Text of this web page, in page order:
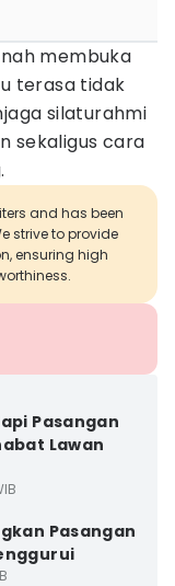
membuka
terasa tidak
silaturahmi
sekaligus cara
and has been
strive to provide
ensuring high
Pasangan
Lawan
Pasangan